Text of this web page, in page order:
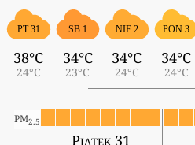
PT 31
38°C
24°C
SB 1
34°C
23°C
NIE 2
34°C
24°C
PON 3
34°C
24°C
PM2.5
Piątek 31